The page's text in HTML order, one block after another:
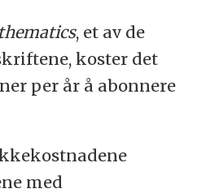
, et av de
koster det
per år å abonnere
med